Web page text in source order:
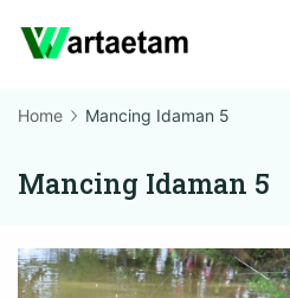
Home Mancing Idaman 5
Mancing Idaman 5